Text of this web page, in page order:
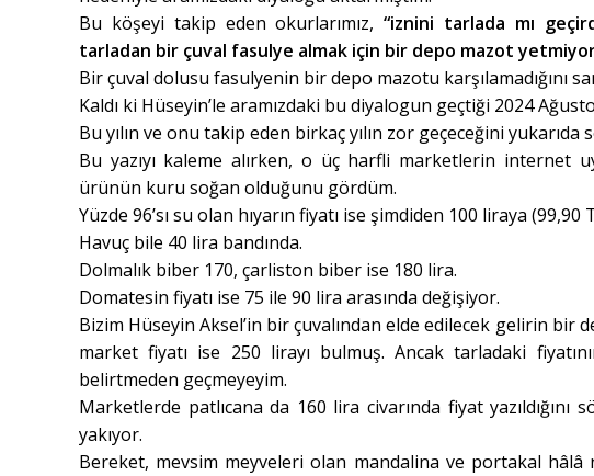
Bu köşeyi takip eden okurlarımız, “iznini tarlada mı
tarladan bir çuval fasulye almak için bir depo mazot
Bir çuval dolusu fasulyenin bir depo mazotu karşılamadığını
Kaldı ki Hüseyin’le aramızdaki bu diyalogun geçtiği 2024
Bu yılın ve onu takip eden birkaç yılın zor geçeceğini
Bu yazıyı kaleme alırken, o üç harfli marketlerin internet
ürünün kuru soğan olduğunu gördüm.
Yüzde 96’sı su olan hıyarın fiyatı ise şimdiden 100 liraya (99,90
Havuç bile 40 lira bandında.
Dolmalık biber 170, çarliston biber ise 180 lira.
Domatesin fiyatı ise 75 ile 90 lira arasında değişiyor.
Bizim Hüseyin Aksel’in bir çuvalından elde edilecek gelirin bir
market fiyatı ise 250 lirayı bulmuş. Ancak tarladaki
belirtmeden geçmeyeyim.
Marketlerde patlıcana da 160 lira civarında fiyat
yakıyor.
Bereket, mevsim meyveleri olan mandalina ve portakal